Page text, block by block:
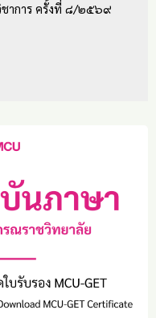
ชาการ ครั้งที่ ๘/๒๕๖๙